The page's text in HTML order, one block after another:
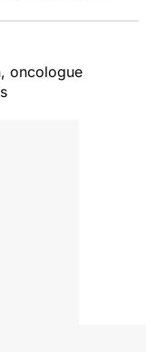
oncologue